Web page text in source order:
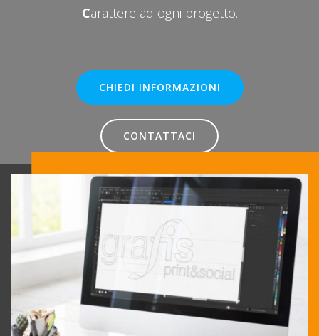
Carattere ad ogni progetto.
CHIEDI INFORMAZIONI
CONTATTACI